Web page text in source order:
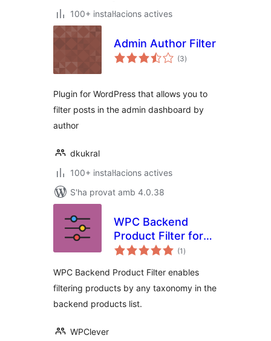
100+ instal·lacions actives
Admin Author Filter
(3puntuacions
totals
)
Plugin for WordPress that allows you to
filter posts in the admin dashboard by
author
dkukral
100+ instal·lacions actives
S'ha provat amb 4.0.38
WPC Backend
Product Filter for
WooCommerce
(1 puntuacions
totals
)
WPC Backend Product Filter enables
filtering products by any taxonomy in the
backend products list.
WPClever